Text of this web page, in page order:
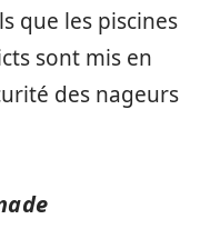
que les piscines
sont mis en
des nageurs